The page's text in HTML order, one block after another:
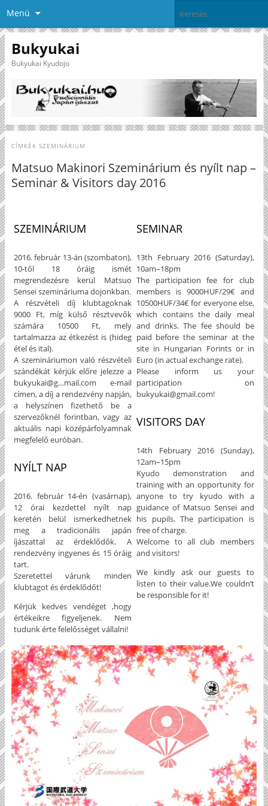
Menü
Bukyukai
Bukyukai Kyudojo
CÍMKÉK SZEMINÁRIUM
Matsuo Makinori Szeminárium és nyílt nap –
Seminar & Visitors day 2016
SZEMINÁRIUM
2016. február 13-án (szombaton),
10-től 18 óráig ismét
megrendezésre kerül Matsuo
Sensei szemináriuma dojonkban.
A részvételi díj klubtagoknak
9000 Ft, míg külső résztvevők
számára 10500 Ft, mely
tartalmazza az étkezést is (hideg
étel és ital).
A szemináriumon való részvételi
szándékát kérjük előre jelezze a
bukyukai@g…mail.com e-mail
címen, a díj a rendezvény napján,
a helyszínen fizethető be a
szervezőknél forintban, vagy az
aktuális napi középárfolyamnak
megfelelő euróban.
NYÍLT NAP
2016. február 14-én (vasárnap),
12 órai kezdettel nyílt nap
keretén belül ismerkedhetnek
meg a tradicionális japán
íjászattal az érdeklődők. A
rendezvény ingyenes és 15 óráig
tart.
Szeretettel várunk minden
klubtagot és érdeklődőt!
Kérjük kedves vendéget ,hogy
értékeikre figyeljenek. Nem
tudunk érte felelősséget vállalni!
SEMINAR
13th February 2016 (Saturday),
10am–18pm
The participation fee for club
members is 9000HUF/29€ and
10500HUF/34€ for everyone else,
which contains the daily meal
and drinks. The fee should be
paid before the seminar at the
site in Hungarian Forints or in
Euro (in actual exchange rate).
Please inform us your
participation on
bukyukai@gmail.com!
VISITORS DAY
14th February 2016 (Sunday),
12am–15pm
Kyudo demonstration and
training with an opportunity for
anyone to try kyudo with a
guidance of Matsuo Sensei and
his pupils. The participation is
free of charge.
Welcome to all club members
and visitors!
We kindly ask our guests to
listen to their value.We couldn’t
be responsible for it!